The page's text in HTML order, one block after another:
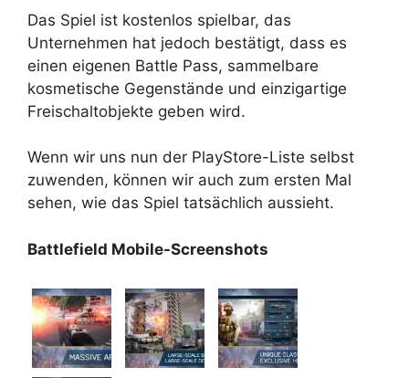
Das Spiel ist kostenlos spielbar, das
Unternehmen hat jedoch bestätigt, dass es
einen eigenen Battle Pass, sammelbare
kosmetische Gegenstände und einzigartige
Freischaltobjekte geben wird.
Wenn wir uns nun der PlayStore-Liste selbst
zuwenden, können wir auch zum ersten Mal
sehen, wie das Spiel tatsächlich aussieht.
Battlefield Mobile-Screenshots